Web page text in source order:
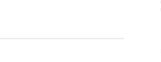
i łatwym montażu, aby